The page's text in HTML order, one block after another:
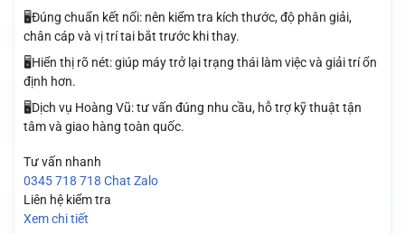
🖥️Đúng chuẩn kết nối: nên kiểm tra kích thước, độ phân giải,
chân cáp và vị trí tai bắt trước khi thay.
🖥️Hiển thị rõ nét: giúp máy trở lại trạng thái làm việc và giải trí ổn
định hơn.
🖥️Dịch vụ Hoàng Vũ: tư vấn đúng nhu cầu, hỗ trợ kỹ thuật tận
tâm và giao hàng toàn quốc.
Tư vấn nhanh
0345 718 718 Chat Zalo
Liên hệ kiểm tra
Xem chi tiết